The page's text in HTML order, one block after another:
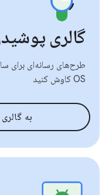
گالری
OS کاوش کنید
به گالری Wear OS بروید